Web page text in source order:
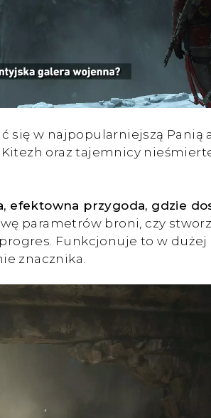
w najpopularniejszą
oraz tajemnicy
efektowna przygoda, gdzie
parametrów broni, czy
Funkcjonuje to w
znacznika.